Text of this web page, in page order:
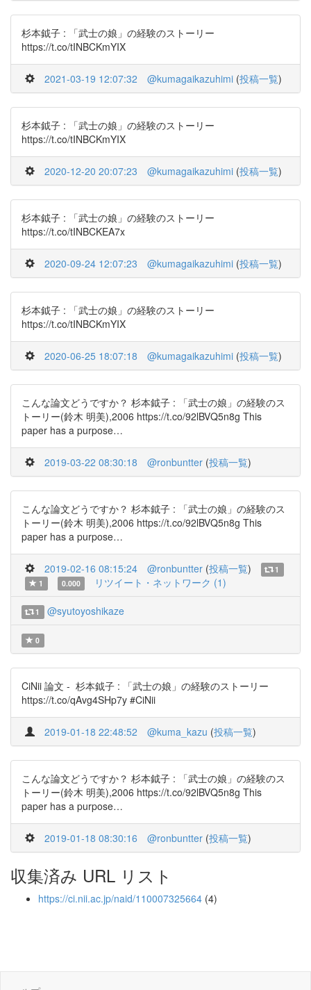
杉本鉞子 : 「武士の娘」の経験のストーリー
https://t.co/tINBCKmYIX
2021-03-19 12:07:32 @kumagaikazuhimi (投稿一覧)
杉本鉞子 : 「武士の娘」の経験のストーリー
https://t.co/tINBCKmYIX
2020-12-20 20:07:23 @kumagaikazuhimi (投稿一覧)
杉本鉞子 : 「武士の娘」の経験のストーリー
https://t.co/tINBCKEA7x
2020-09-24 12:07:23 @kumagaikazuhimi (投稿一覧)
杉本鉞子 : 「武士の娘」の経験のストーリー
https://t.co/tINBCKmYIX
2020-06-25 18:07:18 @kumagaikazuhimi (投稿一覧)
こんな論文どうですか？ 杉本鉞子 : 「武士の娘」の経験のス
トーリー(鈴木 明美),2006 https://t.co/92lBVQ5n8g This
paper has a purpose…
2019-03-22 08:30:18 @ronbuntter (投稿一覧)
こんな論文どうですか？ 杉本鉞子 : 「武士の娘」の経験のス
トーリー(鈴木 明美),2006 https://t.co/92lBVQ5n8g This
paper has a purpose…
2019-02-16 08:15:24 @ronbuntter (投稿一覧)
1
1
0.000 リツイート・ネットワーク (1)
1 @syutoyoshikaze
0
CiNii 論文 - 杉本鉞子 : 「武士の娘」の経験のストーリー
https://t.co/qAvg4SHp7y #CiNii
2019-01-18 22:48:52 @kuma_kazu (投稿一覧)
こんな論文どうですか？ 杉本鉞子 : 「武士の娘」の経験のス
トーリー(鈴木 明美),2006 https://t.co/92lBVQ5n8g This
paper has a purpose…
2019-01-18 08:30:16 @ronbuntter (投稿一覧)
収集済み URL リスト
https://ci.nii.ac.jp/naid/110007325664 (4)